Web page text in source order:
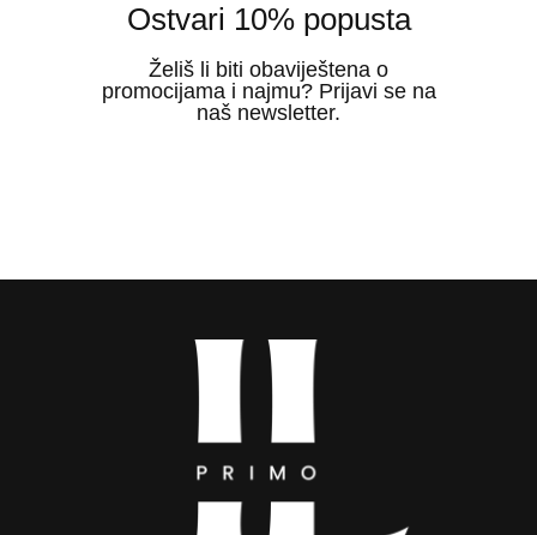
Ostvari 10% popusta
Želiš li biti obaviještena o
promocijama i najmu? Prijavi se na
naš newsletter.